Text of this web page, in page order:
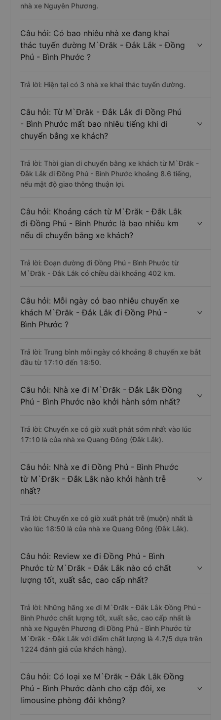
nhà xe Nguyên Phương.
Câu hỏi: Có bao nhiêu nhà xe đang khai
thác tuyến đường M`Đrăk - Đắk Lắk - Đồng
Phú - Bình Phước ?
Trả lời: Hiện tại có 3 nhà xe khai thác tuyến đường.
Câu hỏi: Từ M`Đrăk - Đắk Lắk đi Đồng Phú
- Bình Phước mất bao nhiêu tiếng khi di
chuyển bằng xe khách?
Trả lời: Thời gian di chuyển bằng xe khách từ M`Đrăk -
Đắk Lắk đi Đồng Phú - Bình Phước khoảng 8.6 tiếng,
nếu mật độ giao thông thuận lợi.
Câu hỏi: Khoảng cách từ M`Đrăk - Đắk Lắk
đi Đồng Phú - Bình Phước là bao nhiêu km
nếu di chuyển bằng xe khách?
Trả lời: Đoạn đường đi Đồng Phú - Bình Phước từ
M`Đrăk - Đắk Lắk có chiều dài khoảng 402 km.
Câu hỏi: Mỗi ngày có bao nhiêu chuyến xe
khách M`Đrăk - Đắk Lắk đi Đồng Phú -
Bình Phước ?
Trả lời: Trung bình mỗi ngày có khoảng 8 chuyến xe bắt
đầu từ 17:10 đến 18:50.
Câu hỏi: Nhà xe đi M`Đrăk - Đắk Lắk Đồng
Phú - Bình Phước nào khởi hành sớm nhất?
Trả lời: Chuyến xe có giờ xuất phát sớm nhất vào lúc
17:10 là của nhà xe Quang Đông (Đắk Lắk).
Câu hỏi: Nhà xe đi Đồng Phú - Bình Phước
từ M`Đrăk - Đắk Lắk nào khởi hành trễ
nhất?
Trả lời: Chuyến xe có giờ xuất phát trễ (muộn) nhất là
vào lúc 18:50 là của nhà xe Quang Đông (Đắk Lắk).
Câu hỏi: Review xe đi Đồng Phú - Bình
Phước từ M`Đrăk - Đắk Lắk nào có chất
lượng tốt, xuất sắc, cao cấp nhất?
Trả lời: Những hãng xe đi M`Đrăk - Đắk Lắk Đồng Phú -
Bình Phước chất lượng tốt, xuất sắc, cao cấp nhất là
nhà xe Nguyên Phương đi Đồng Phú - Bình Phước từ
M`Đrăk - Đắk Lắk với điểm chất lượng là 4.7/5 dựa trên
1224 đánh giá của khách hàng).
Câu hỏi: Có loại xe M`Đrăk - Đắk Lắk Đồng
Phú - Bình Phước dành cho cặp đôi, xe
limousine phòng đôi không?